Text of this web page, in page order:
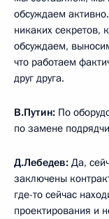
обсуждаем
никаких секретов,
обсуждаем,
что работаем
друг друга.
В.Путин: По
по замене
Д.Лебедев: Да,
заключены
где-то сейчас
проектирования и